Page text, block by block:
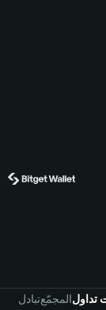
تبادلالمجمّعتداول